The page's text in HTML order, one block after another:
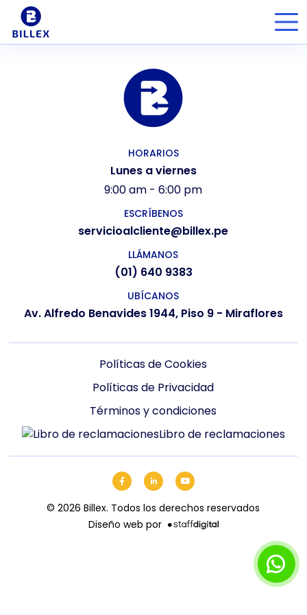
HORARIOS
Lunes a viernes
9:00 am - 6:00 pm
ESCRÍBENOS
servicioalcliente@billex.pe
LLÁMANOS
(01) 640 9383
UBÍCANOS
Av. Alfredo Benavides 1944, Piso 9 - Miraflores
Políticas de Cookies
Políticas de Privacidad
Términos y condiciones
Libro de reclamaciones
©2026 Billex. Todos los derechos reservados
Diseño web por